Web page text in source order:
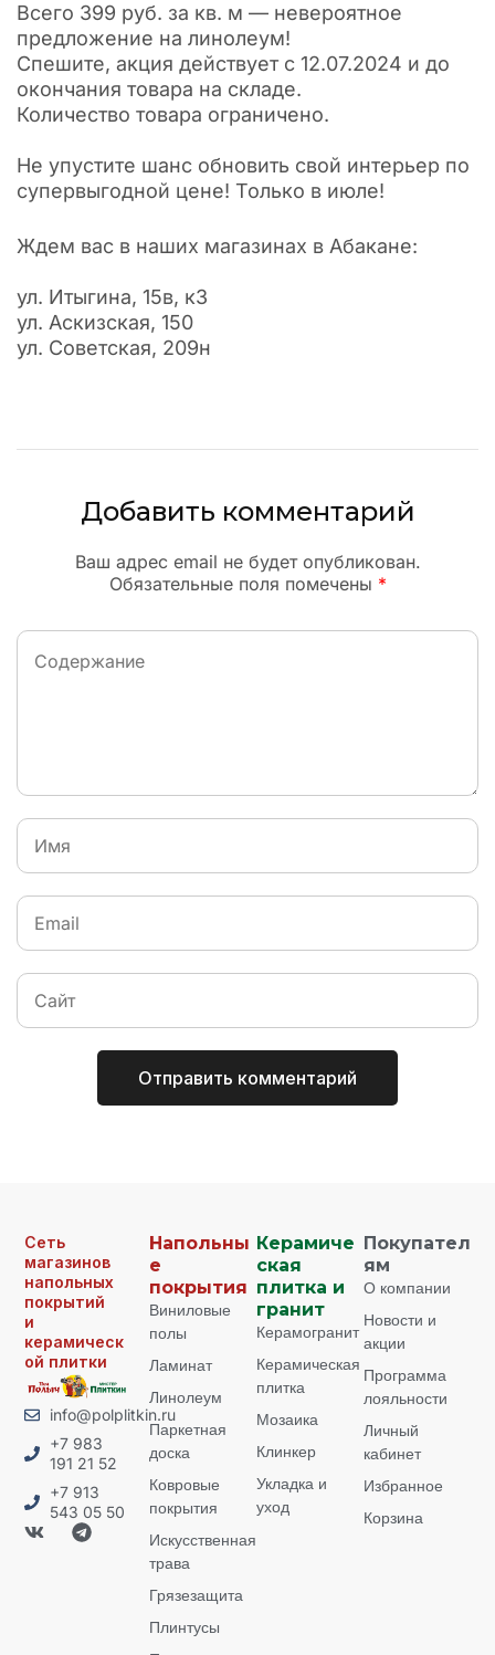
Всего 399 руб. за кв. м — невероятное
предложение на линолеум!
Спешите, акция действует с 12.07.2024 и до
окончания товара на складе.
Количество товара ограничено.
Не упустите шанс обновить свой интерьер по
супервыгодной цене! Только в июле!
Ждем вас в наших магазинах в Абакане:
ул. Итыгина, 15в, к3
ул. Аскизская, 150
ул. Советская, 209н
Добавить комментарий
Ваш адрес email не будет опубликован.
Обязательные поля помечены *
Сеть
магазинов
напольных
покрытий
и
керамическ
ой плитки
info@polplitkin.ru
+7 983
191 21 52
+7 913
543 05 50
Напольны
е
покрытия
Виниловые
полы
Ламинат
Линолеум
Паркетная
доска
Ковровые
покрытия
Искусственная
трава
Грязезащита
Плинтусы
Керамиче
ская
плитка и
гранит
Керамогранит
Керамическая
плитка
Мозаика
Клинкер
Укладка и
уход
Покупател
ям
О компании
Новости и
акции
Программа
лояльности
Личный
кабинет
Избранное
Корзина